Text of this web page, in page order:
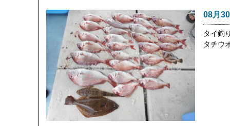
08月
タイ釣
タチウ